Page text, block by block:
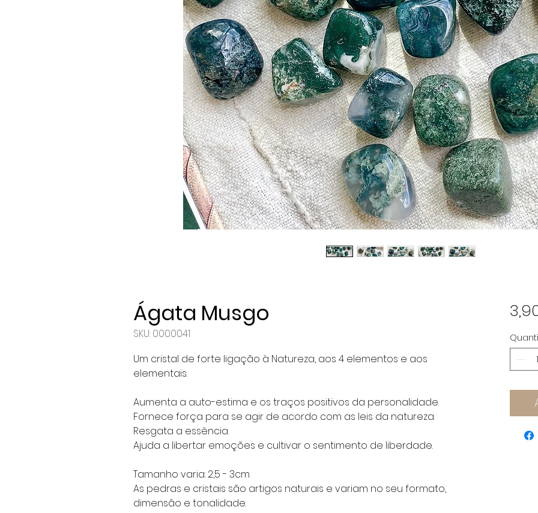
Ágata Musgo
SKU: 0000041
Um cristal de forte ligação à Natureza, aos 4 elementos e aos
elementais.
Aumenta a auto-estima e os traços positivos da personalidade.
Fornece força para se agir de acordo com as leis da natureza.
Resgata a essência.
Ajuda a libertar emoções e cultivar o sentimento de liberdade.
Tamanho varia: 2,5 - 3cm
As pedras e cristais são artigos naturais e variam no seu formato,
dimensão e tonalidade.